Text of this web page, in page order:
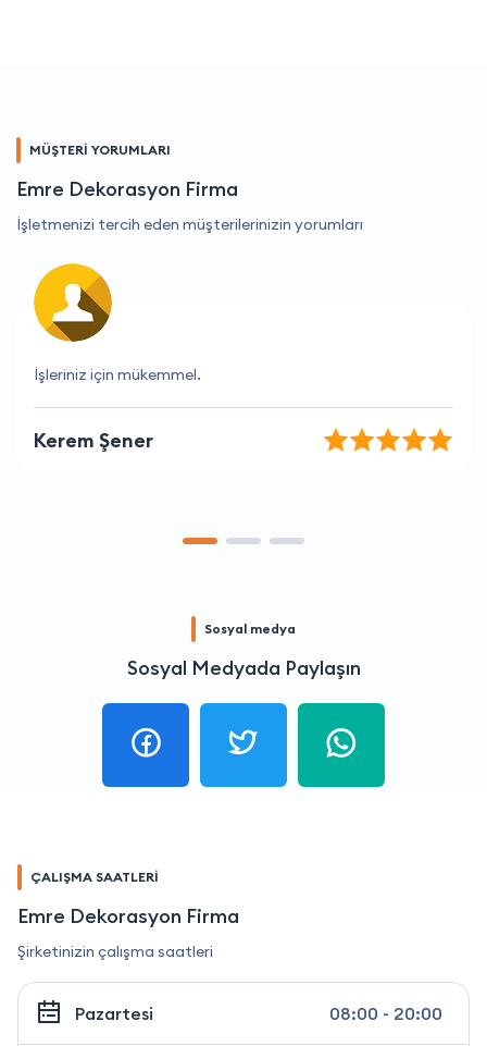
MÜŞTERİ YORUMLARI
Emre Dekorasyon Firma
İşletmenizi tercih eden müşterilerinizin yorumları
İşlerini hakkıyla yapıyorlar ve her zaman yardımcı
oluyorlar.
Sosyal medya
Sosyal Medyada Paylaşın
ÇALIŞMA SAATLERİ
Emre Dekorasyon Firma
Şirketinizin çalışma saatleri
Pazartesi 08:00 - 20:00